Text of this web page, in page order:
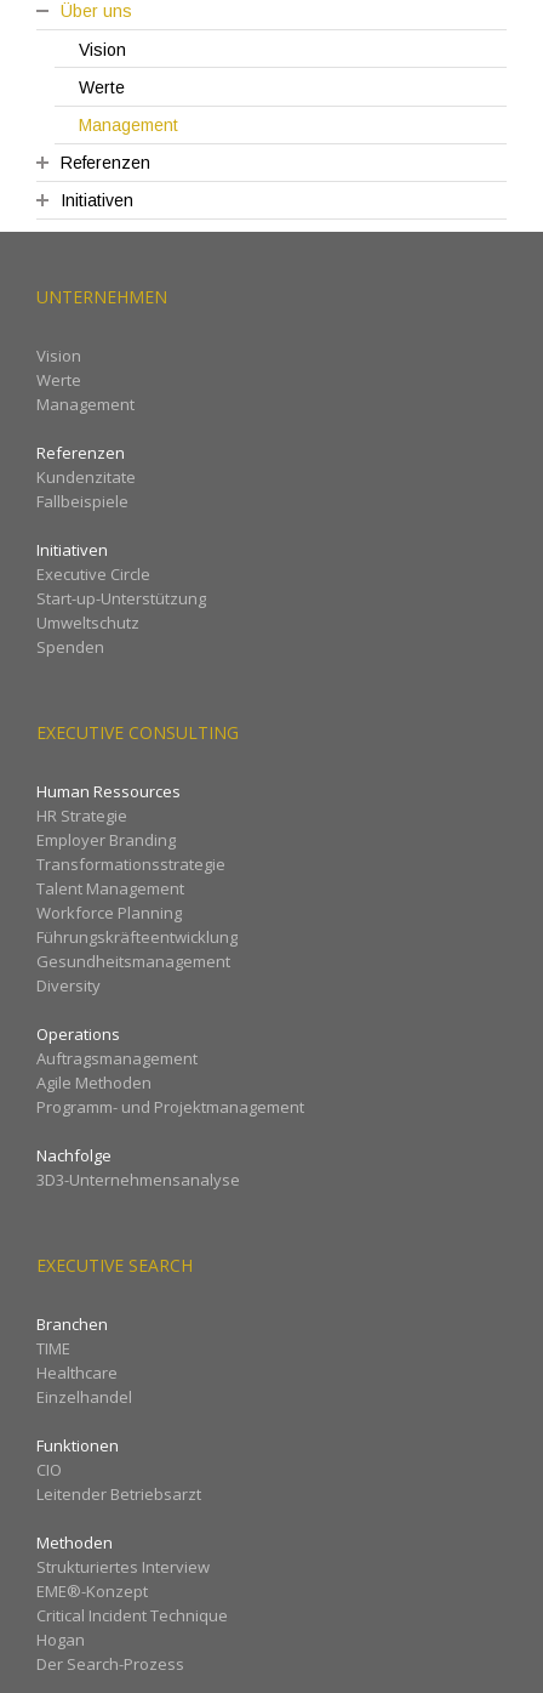
Über uns
Vision
Werte
Management
Referenzen
Kundenzitate
Fallbeispiele
Initiativen
Executive Circle
Spenden
UNTERNEHMEN
Vision
Werte
Management
Referenzen
Kundenzitate
Fallbeispiele
Initiativen
Executive Circle
Start-up-Unterstützung
Umweltschutz
Spenden
EXECUTIVE CONSULTING
Human Ressources
HR Strategie
Employer Branding
Transformationsstrategie
Talent Management
Workforce Planning
Führungskräfteentwicklung
Gesundheitsmanagement
Diversity
Operations
Auftragsmanagement
Agile Methoden
Programm- und Projektmanagement
Nachfolge
3D3-Unternehmensanalyse
EXECUTIVE SEARCH
Branchen
TIME
Healthcare
Einzelhandel
Funktionen
CIO
Leitender Betriebsarzt
Methoden
Strukturiertes Interview
EME®-Konzept
Critical Incident Technique
Hogan
Der Search-Prozess